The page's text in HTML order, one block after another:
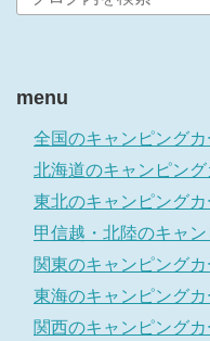
menu
全国のキャンピング
北海道のキャンピン
東北のキャンピング
甲信越・北陸のキャ
関東のキャンピング
東海のキャンピング
関西のキャンピング